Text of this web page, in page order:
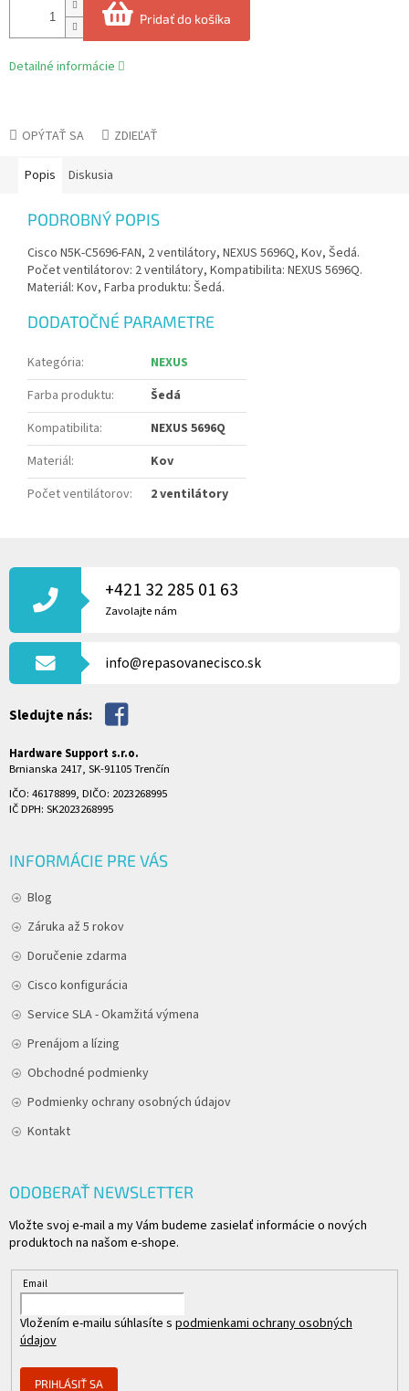
Pridať do košíka
Detailné informácie
OPÝTAŤ SA ZDIEĽAŤ
Popis Diskusia
PODROBNÝ POPIS
Cisco N5K-C5696-FAN, 2 ventilátory, NEXUS 5696Q, Kov, Šedá.
Počet ventilátorov: 2 ventilátory, Kompatibilita: NEXUS 5696Q.
Materiál: Kov, Farba produktu: Šedá.
DODATOČNÉ PARAMETRE
Kategória:
NEXUS
Farba produktu:
Šedá
Kompatibilita:
NEXUS 5696Q
Materiál:
Kov
Počet ventilátorov: 2 ventilátory
Á
T
+421 32 285 01 63
Zavolajte nám
info@repasovanecisco.sk
Sledujte nás:
Hardware Support s.r.o.
Brnianska 2417, SK-91105 Trenčín
IČO: 46178899, DIČO: 2023268995
IČ DPH: SK2023268995
INFORMÁCIE PRE VÁS
Blog
Záruka až 5 rokov
Doručenie zdarma
Cisco konfigurácia
Service SLA - Okamžitá výmena
Prenájom a lízing
Obchodné podmienky
Podmienky ochrany osobných údajov
Kontakt
ODOBERAŤ NEWSLETTER
Vložte svoj e-mail a my Vám budeme zasielať informácie o nových
produktoch na našom e-shope.
Email
Vložením e-mailu súhlasíte s podmienkami ochrany osobných
údajov
PRIHLÁSIŤ SA